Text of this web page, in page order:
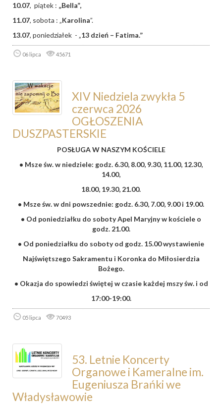
10.07, piątek : „Bella”,
11.07, sobota : „Karolina”.
13.07, poniedziałek - „13 dzień – Fatima.”
06 lipca 45671
XIV Niedziela zwykła 5
czerwca 2026
OGŁOSZENIA
DUSZPASTERSKIE
POSŁUGA W NASZYM KOŚCIELE
• Msze św. w niedziele: godz. 6.30, 8.00, 9.30, 11.00, 12.30,
14.00,
18.00, 19.30, 21.00.
• Msze św. w dni powszednie: godz. 6.30, 7.00, 9.00 i 19.00.
• Od poniedziałku do soboty Apel Maryjny w kościele o
godz. 21.00.
• Od poniedziałku do soboty od godz. 15.00 wystawienie
Najświętszego Sakramentu i Koronka do Miłosierdzia
Bożego.
• Okazja do spowiedzi świętej w czasie każdej mszy św. i od
17:00-19:00.
05 lipca 70493
53. Letnie Koncerty
Organowe i Kameralne im.
Eugeniusza Brańki we
Władysławowie